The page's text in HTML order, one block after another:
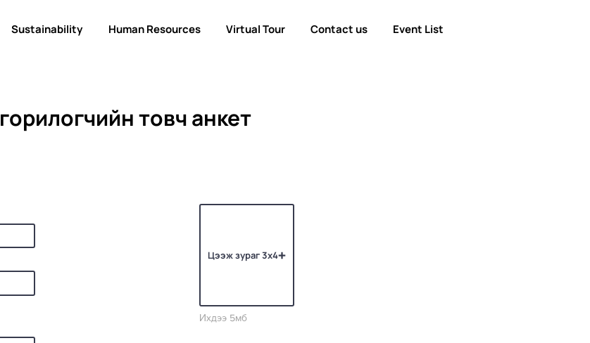
Sustainability Human Resources Virtual Tour Contact us Event List
товч анкет
Цээж зураг 3х4
Ихдээ 5мб